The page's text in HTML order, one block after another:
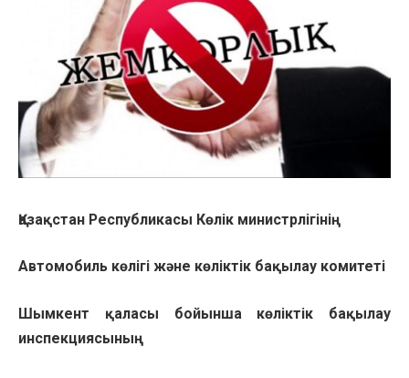
Қазақстан Республикасы Көлік министрлігінің
Автомобиль көлігі және көліктік бақылау комитеті
Шымкент қаласы бойынша көліктік бақылау
инспекциясының